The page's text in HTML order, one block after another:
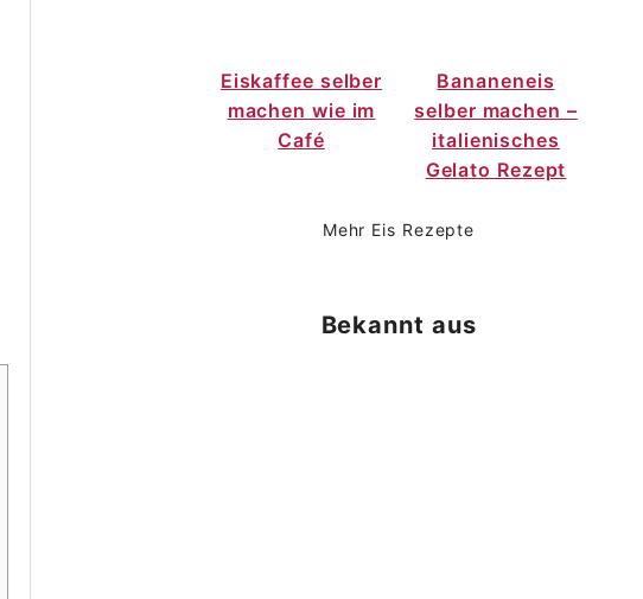
Eiskaffee selber
machen wie im
Café
Bananeneis
selber machen –
italienisches
Gelato Rezept
Mehr Eis Rezepte
Bekannt aus